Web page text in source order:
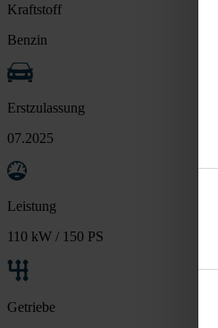
Kraftstoff
Benzin
Erstzulassung
07.2025
Leistung
110 kW / 150 PS
Getriebe